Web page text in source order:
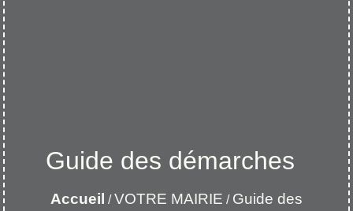
Guide des démarches
Accueil /VOTRE MAIRIE / Guide des